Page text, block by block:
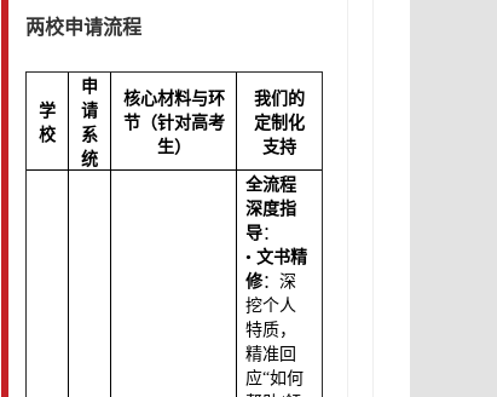
两校申请流程
学
校
申
请
系
统
核心材料与环
节（针对高考
生）
我们的
定制化
支持
全流程
深度指
导：
•文书精
修：深
挖个人
特质，
精准回
应“如何